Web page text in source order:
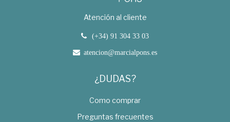
Atención al cliente
(+34) 91 304 33 03
atencion@marcialpons.es
¿DUDAS?
Como comprar
Preguntas frecuentes